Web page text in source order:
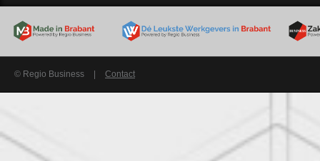
© Regio Business Contact